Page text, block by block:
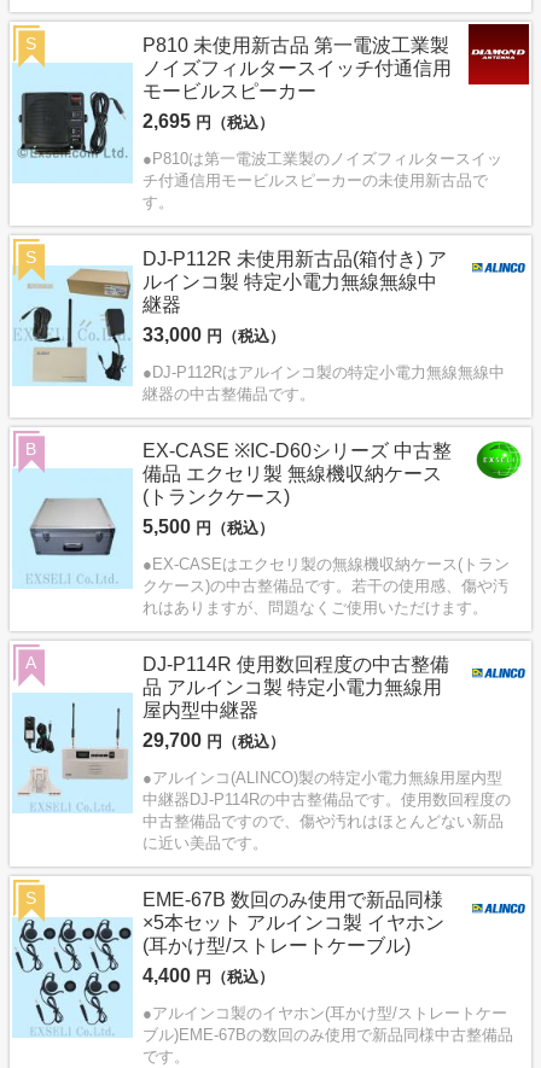
P810 未使用新古品 第一電波工業製
ノイズフィルタースイッチ付通信用
モービルスピーカー
2,695 円（税込）
●P810は第一電波工業製のノイズフィルタースイッ
チ付通信用モービルスピーカーの未使用新古品で
す。
S
DJ-P112R 未使用新古品(箱付き) ア
ルインコ製 特定小電力無線無線中
継器
33,000 円（税込）
●DJ-P112Rはアルインコ製の特定小電力無線無線中
継器の中古整備品です。
S
EX-CASE ※IC-D60シリーズ 中古整
備品 エクセリ製 無線機収納ケース
(トランクケース)
5,500 円（税込）
●EX-CASEはエクセリ製の無線機収納ケース(トラン
クケース)の中古整備品です。若干の使用感、傷や汚
れはありますが、問題なくご使用いただけます。
B
DJ-P114R 使用数回程度の中古整備
品 アルインコ製 特定小電力無線用
屋内型中継器
29,700 円（税込）
●アルインコ(ALINCO)製の特定小電力無線用屋内型
中継器DJ-P114Rの中古整備品です。使用数回程度の
中古整備品ですので、傷や汚れはほとんどない新品
に近い美品です。
A
EME-67B 数回のみ使用で新品同様
×5本セット アルインコ製 イヤホン
(耳かけ型/ストレートケーブル)
4,400 円（税込）
●アルインコ製のイヤホン(耳かけ型/ストレートケー
ブル)EME-67Bの数回のみ使用で新品同様中古整備品
です。
S